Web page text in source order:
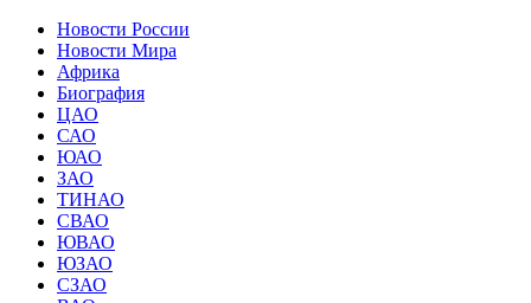
Новости России
Новости Мира
Африка
Биография
ЦАО
САО
ЮАО
ЗАО
ТИНАО
СВАО
ЮВАО
ЮЗАО
СЗАО